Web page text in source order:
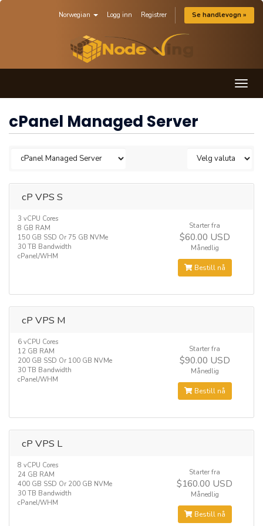
Norwegian Logg inn Registrer Se handlevogn »
cPanel Managed Server
cP VPS S
3 vCPU Cores
8 GB RAM
150 GB SSD Or 75 GB NVMe
30 TB Bandwidth
cPanel/WHM
Starter fra
$60.00 USD
Månedlig
Bestill nå
cP VPS M
6 vCPU Cores
12 GB RAM
200 GB SSD Or 100 GB NVMe
30 TB Bandwidth
cPanel/WHM
Starter fra
$90.00 USD
Månedlig
Bestill nå
cP VPS L
8 vCPU Cores
24 GB RAM
400 GB SSD Or 200 GB NVMe
30 TB Bandwidth
cPanel/WHM
Starter fra
$160.00 USD
Månedlig
Bestill nå